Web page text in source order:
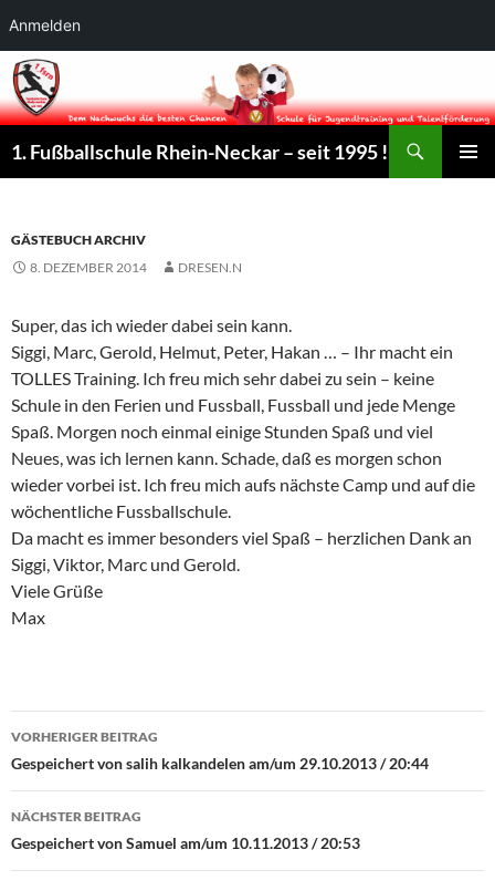
Anmelden
1. Fußballschule Rhein-Neckar – seit 1995 !
GÄSTEBUCH ARCHIV
8. DEZEMBER 2014
DRESEN.N
Super, das ich wieder dabei sein kann.
Siggi, Marc, Gerold, Helmut, Peter, Hakan … – Ihr macht ein
TOLLES Training. Ich freu mich sehr dabei zu sein – keine
Schule in den Ferien und Fussball, Fussball und jede Menge
Spaß. Morgen noch einmal einige Stunden Spaß und viel
Neues, was ich lernen kann. Schade, daß es morgen schon
wieder vorbei ist. Ich freu mich aufs nächste Camp und auf die
wöchentliche Fussballschule.
Da macht es immer besonders viel Spaß – herzlichen Dank an
Siggi, Viktor, Marc und Gerold.
Viele Grüße
Max
Beitrags-
Navigation
VORHERIGER BEITRAG
Gespeichert von salih kalkandelen am/um 29.10.2013 / 20:44
NÄCHSTER BEITRAG
Gespeichert von Samuel am/um 10.11.2013 / 20:53